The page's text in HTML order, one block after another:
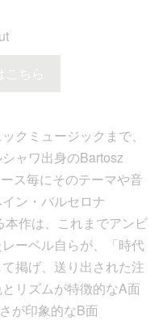
こちら
クミュージックまで、
ャワ出身のBartosz
ス毎にそのテーマや音
ン・バルセロナ
本作は、これまでアンビ
ーベル自らが、「時代
掲げ、送り出された注
リズムが特徴的なA面
が印象的なB面